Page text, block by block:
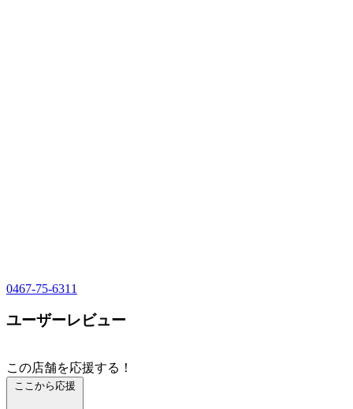
0467-75-6311
ユーザーレビュー
この店舗を応援する！
ここから応援